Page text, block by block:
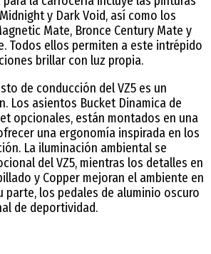
y Dark Void, así como los
Mate, Bronce Century Mate y
Todos ellos permiten a este intrépido
brillar con luz propia.
de conducción del VZ5 es un
Los asientos Bucket Dinamica de
opcionales, están montados en una
una ergonomía inspirada en los
La iluminación ambiental se
del VZ5, mientras los detalles en
y Copper mejoran el ambiente en
parte, los pedales de aluminio oscuro
de deportividad.